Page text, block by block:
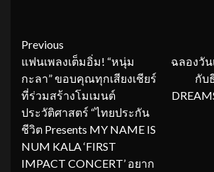
Continue
Reading
Previous
แฟนเพลงเต็มอิ่ม! “หนุ่ม
กะลา” ขอบคุณทุกเสียงเชียร์
ที่ร่วมสร้างโมเมนต์
ประวัติศาสตร์ “ไทยประกัน
ชีวิต Presents MY NAME IS
NUM KALA ‘FIRST
IMPACT CONCERT’ อยาก
ฉลองวั
กับ